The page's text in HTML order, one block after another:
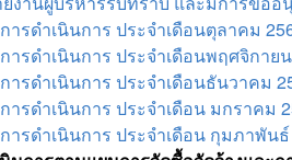
ารดำเนินการ ประจำเดือนตุลาคม
ารดำเนินการ ประจำเดือนพฤศจิกาย
ารดำเนินการ ประจำเดือนธันวาคม
ารดำเนินการ ประจำเดือน มกราคม
ารดำเนินการ ประจำเดือน กุมภาพัน